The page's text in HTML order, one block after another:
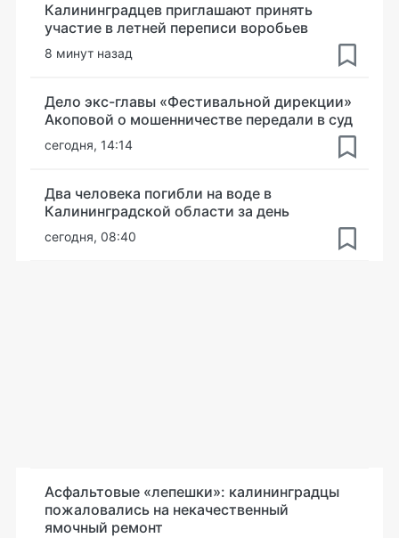
Калининградцев приглашают принять
участие в летней переписи воробьев
8 минут назад
Дело экс-главы «Фестивальной дирекции»
Акоповой о мошенничестве передали в суд
сегодня, 14:14
Два человека погибли на воде в
Калининградской области за день
сегодня, 08:40
Асфальтовые «лепешки»: калининградцы
пожаловались на некачественный
ямочный ремонт